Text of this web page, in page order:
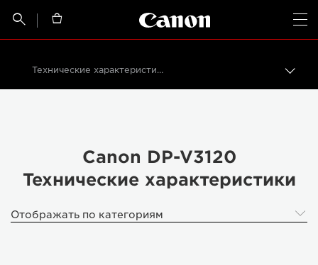
 
Canon Logo, back
Видеодисплей DP-V3120 4K UHD
Технические характеристики DP-V3120
Canon DP-V3120
Технические характеристики
Отображать по категориям